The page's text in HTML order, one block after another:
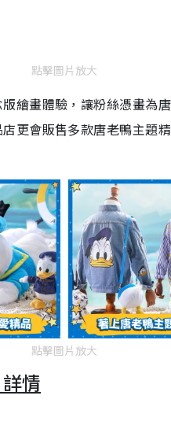
點擊圖片放大
繪畫體驗，讓粉絲憑畫為
更會販售多款唐老鴨主題
點擊圖片放大
情